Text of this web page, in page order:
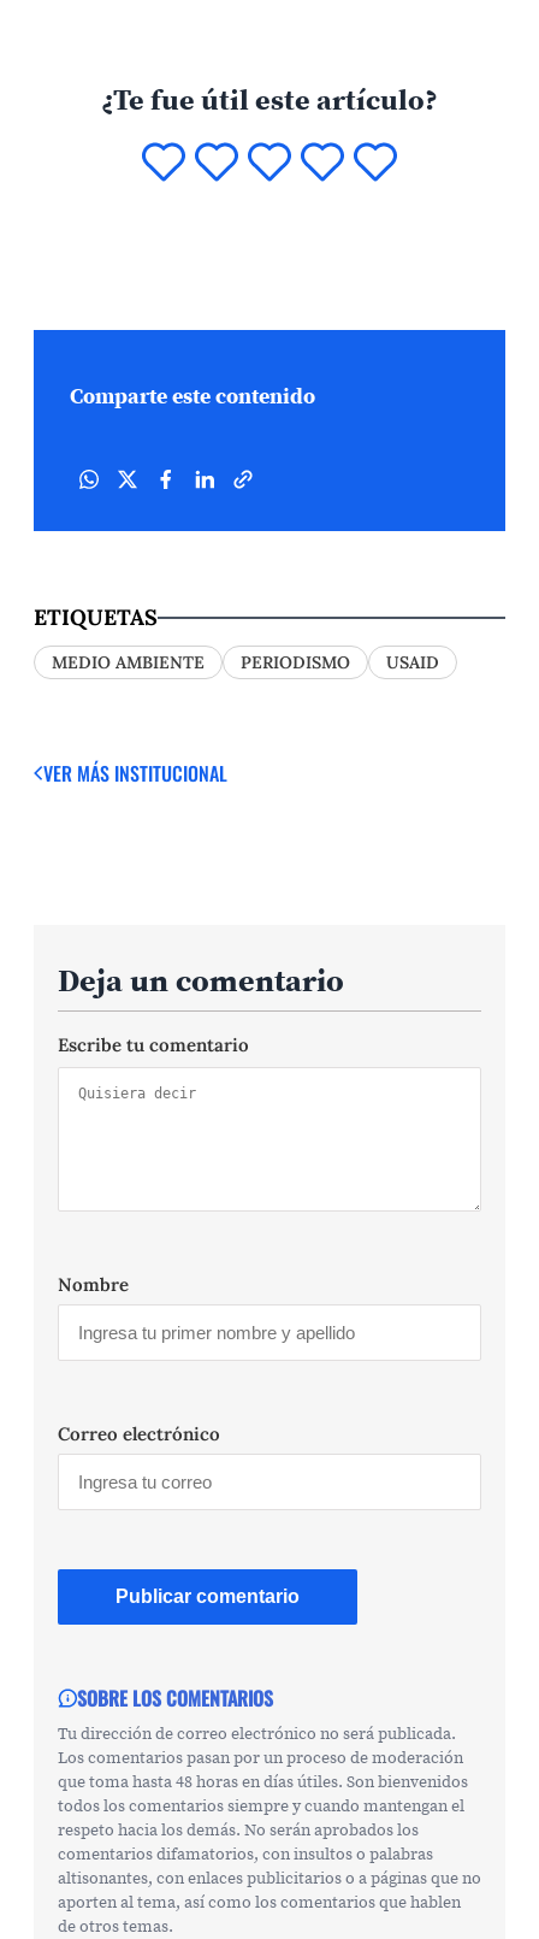
¿Te fue útil este artículo?
Comparte este contenido
ETIQUETAS
MEDIO AMBIENTE PERIODISMO USAID
VER MÁS INSTITUCIONAL
Deja un comentario
Escribe tu comentario
Nombre
Correo electrónico
SOBRE LOS COMENTARIOS
Tu dirección de correo electrónico no será publicada.
Los comentarios pasan por un proceso de moderación
que toma hasta 48 horas en días útiles. Son bienvenidos
todos los comentarios siempre y cuando mantengan el
respeto hacia los demás. No serán aprobados los
comentarios difamatorios, con insultos o palabras
altisonantes, con enlaces publicitarios o a páginas que no
aporten al tema, así como los comentarios que hablen
de otros temas.